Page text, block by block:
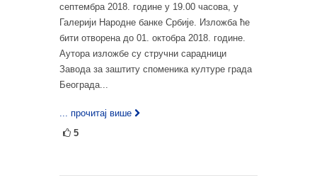
септембра 2018. године у 19.00 часова, у
Галерији Народне банке Србије. Изложба ће
бити отворена до 01. октобра 2018. године.
Аутора изложбе су стручни сарадници
Завода за заштиту споменика културе града
Београда...
... прочитај више
5